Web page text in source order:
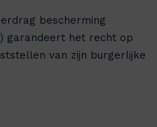
bescherming
garandeert het recht op
van zijn burgerlijke